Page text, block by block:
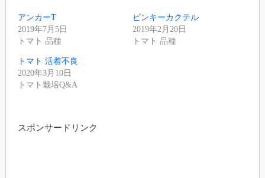
アンカーT
2019年7月5日
トマト 品種
ピンキーカクテル
2019年2月20日
トマト 品種
トマト 活着不良
2020年3月10日
トマト栽培Q&A
スポンサードリンク